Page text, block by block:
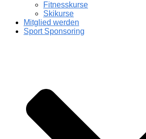
Fitnesskurse
Skikurse
Mitglied werden
Sport Sponsoring